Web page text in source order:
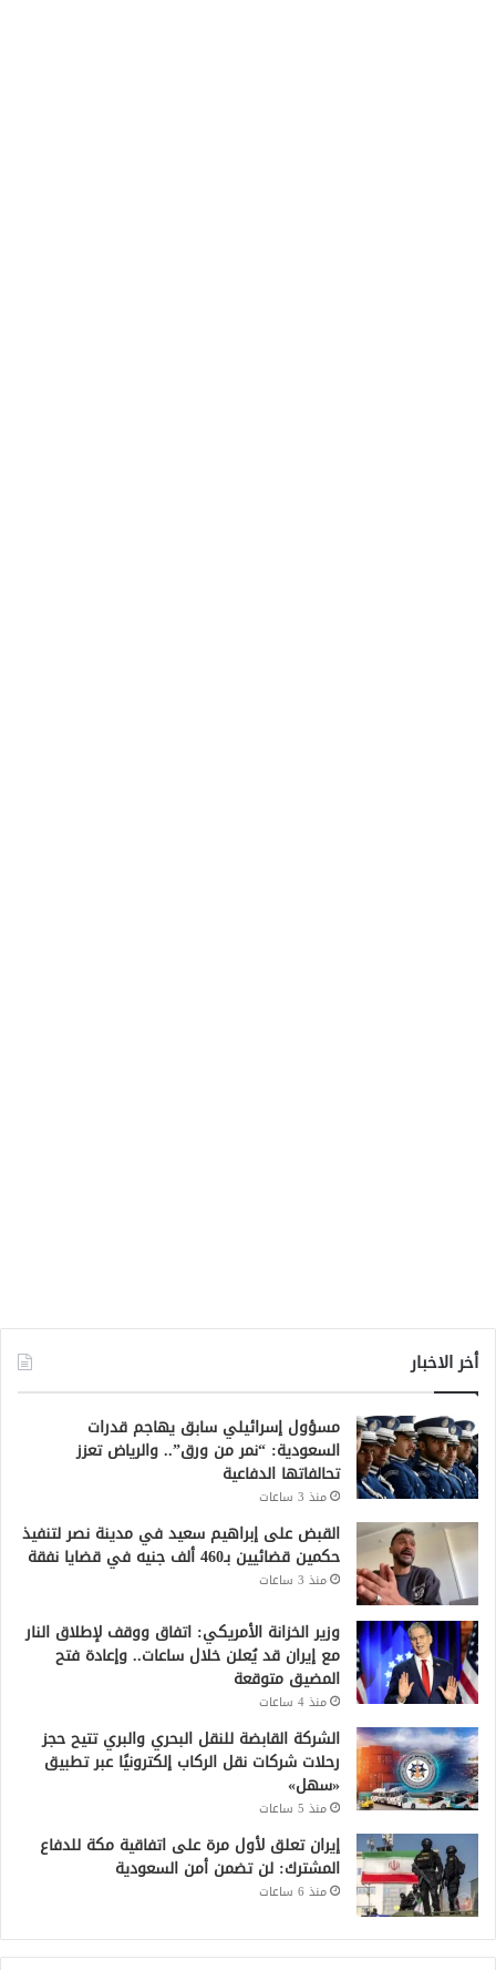
أخر الاخبار
مسؤول إسرائيلي سابق يهاجم قدرات
السعودية: “نمر من ورق”.. والرياض تعزز
تحالفاتها الدفاعية
منذ 3 ساعات
القبض على إبراهيم سعيد في مدينة نصر لتنفيذ
حكمين قضائيين بـ460 ألف جنيه في قضايا نفقة
منذ 3 ساعات
وزير الخزانة الأمريكي: اتفاق ووقف لإطلاق النار
مع إيران قد يُعلن خلال ساعات.. وإعادة فتح
المضيق متوقعة
منذ 4 ساعات
الشركة القابضة للنقل البحري والبري تتيح حجز
رحلات شركات نقل الركاب إلكترونيًا عبر تطبيق
«سهل»
منذ 5 ساعات
إيران تعلق لأول مرة على اتفاقية مكة للدفاع
المشترك: لن تضمن أمن السعودية
منذ 6 ساعات